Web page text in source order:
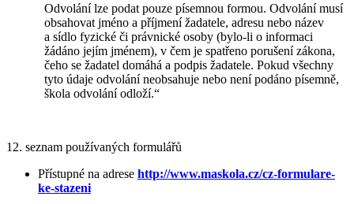
Odvolání lze podat pouze písemnou formou. Odvolání musí
obsahovat jméno a příjmení žadatele, adresu nebo název
a sídlo fyzické či právnické osoby (bylo-li o informaci
žádáno jejím jménem), v čem je spatřeno porušení zákona,
čeho se žadatel domáhá a podpis žadatele. Pokud všechny
tyto údaje odvolání neobsahuje nebo není podáno písemně,
škola odvolání odloží.“
12. seznam používaných formulářů
Přístupné na adrese http://www.maskola.cz/cz-formulare-
ke-stazeni